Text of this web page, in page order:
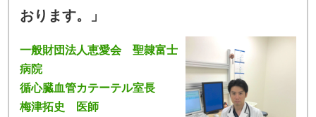
おります。」
一般財団法人恵愛会 聖隷富士
病院
循心臓血管カテーテル室長
梅津拓史 医師